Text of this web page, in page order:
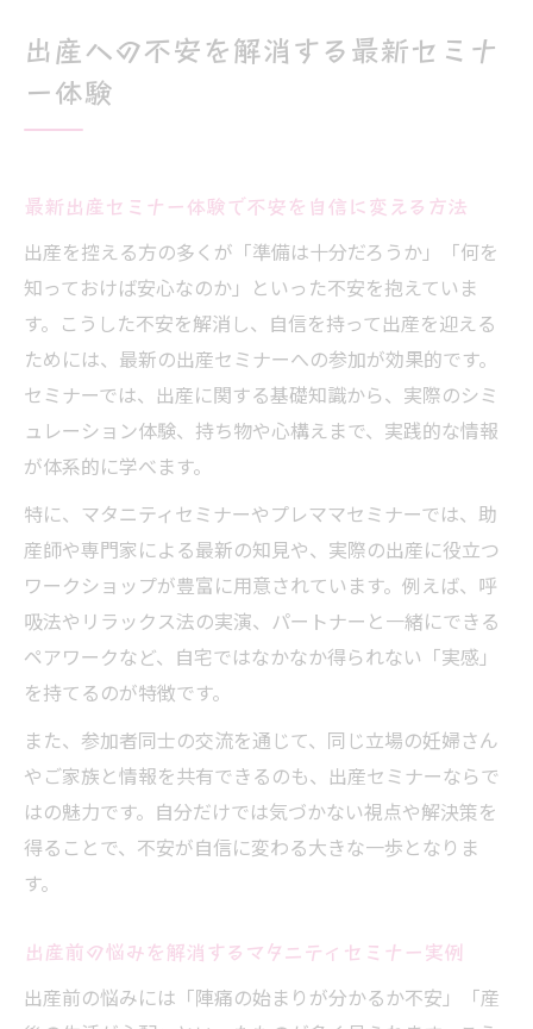
出産への不安を解消する最新セミナ
ー体験
最新出産セミナー体験で不安を自信に変える方法
出産を控える方の多くが「準備は十分だろうか」「何を
知っておけば安心なのか」といった不安を抱えていま
す。こうした不安を解消し、自信を持って出産を迎える
ためには、最新の出産セミナーへの参加が効果的です。
セミナーでは、出産に関する基礎知識から、実際のシミ
ュレーション体験、持ち物や心構えまで、実践的な情報
が体系的に学べます。
特に、マタニティセミナーやプレママセミナーでは、助
産師や専門家による最新の知見や、実際の出産に役立つ
ワークショップが豊富に用意されています。例えば、呼
吸法やリラックス法の実演、パートナーと一緒にできる
ペアワークなど、自宅ではなかなか得られない「実感」
を持てるのが特徴です。
また、参加者同士の交流を通じて、同じ立場の妊婦さん
やご家族と情報を共有できるのも、出産セミナーならで
はの魅力です。自分だけでは気づかない視点や解決策を
得ることで、不安が自信に変わる大きな一歩となりま
す。
出産前の悩みを解消するマタニティセミナー実例
出産前の悩みには「陣痛の始まりが分かるか不安」「産